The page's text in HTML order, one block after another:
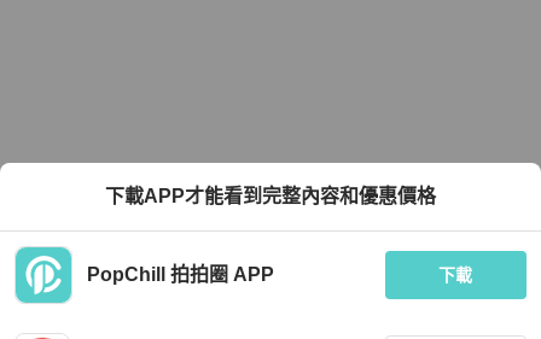
下載APP才能看到完整內容和優惠價格
PopChill 拍拍圈 APP 下載